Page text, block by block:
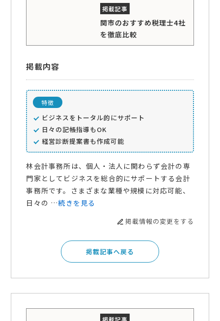
関市のおすすめ税理士4社
を徹底比較
掲載内容
特徴
ビジネスをトータル的にサポート
日々の記帳指導もOK
経営診断提案書も作成可能
林会計事務所は、個人・法人に関わらず会計の専
門家としてビジネスを総合的にサポートする会計
事務所です。さまざまな業種や規模に対応可能、
日々の …続きを見る
掲載情報の変更をする
掲載記事へ戻る